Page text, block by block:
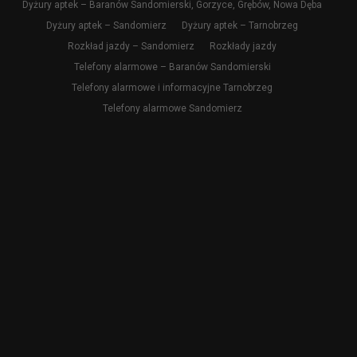
Dyżury aptek – Baranów Sandomierski, Gorzyce, Grębów, Nowa Dęba
Dyżury aptek – Sandomierz
Dyżury aptek – Tarnobrzeg
Rozkład jazdy – Sandomierz
Rozkłady jazdy
Telefony alarmowe – Baranów Sandomierski
Telefony alarmowe i informacyjne Tarnobrzeg
Telefony alarmowe Sandomierz